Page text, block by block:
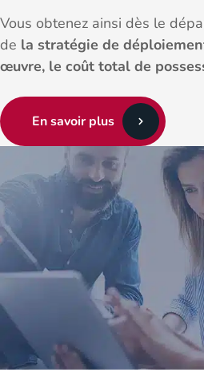
Vous obtenez ainsi dès le
de la stratégie de
œuvre, le coût total de
En savoir plus